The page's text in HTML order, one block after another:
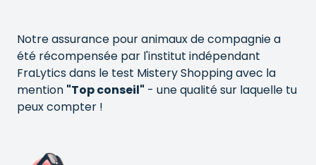
Notre assurance pour animaux de compagnie a
été récompensée par l'institut indépendant
FraLytics dans le test Mistery Shopping avec la
mention "Top conseil" - une qualité sur laquelle tu
peux compter !